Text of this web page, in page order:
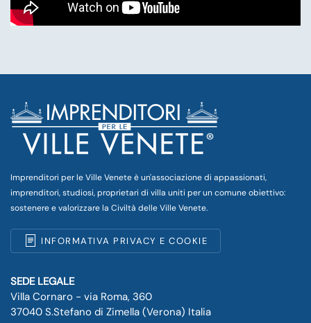
Imprenditori per le Ville Venete è un'associazione di appassionati,
imprenditori, studiosi, proprietari di villa uniti per un comune obiettivo:
sostenere e valorizzare la Civiltà delle Ville Venete.
INFORMATIVA PRIVACY E COOKIE
SEDE LEGALE
Villa Cornaro - via Roma, 360
37040 S.Stefano di Zimella (Verona) Italia